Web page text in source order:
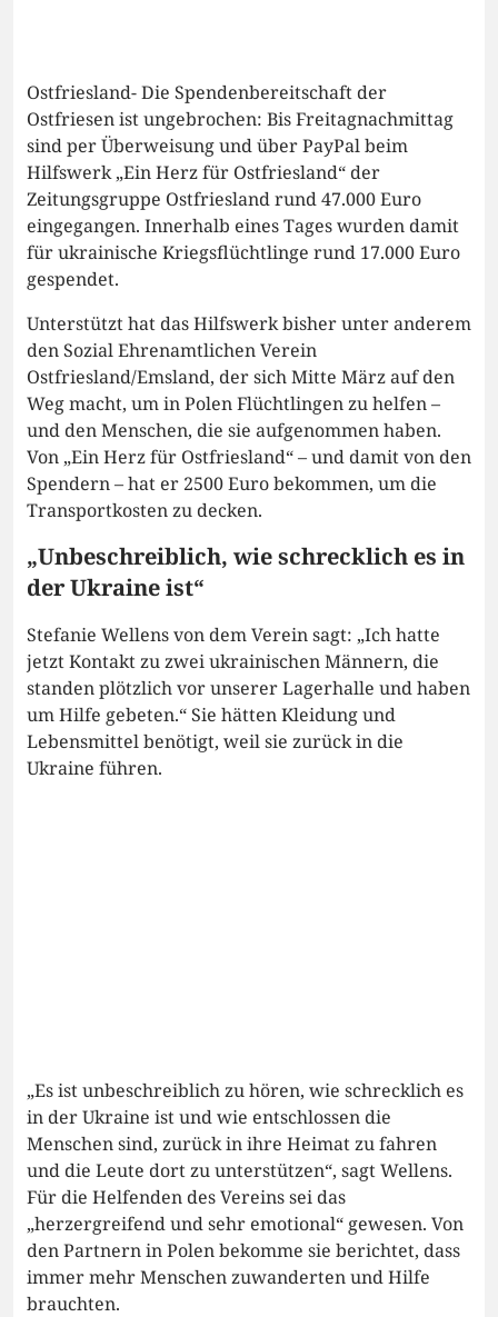
Ostfriesland- Die Spendenbereitschaft der
Ostfriesen ist ungebrochen: Bis Freitagnachmittag
sind per Überweisung und über PayPal beim
Hilfswerk „Ein Herz für Ostfriesland“ der
Zeitungsgruppe Ostfriesland rund 47.000 Euro
eingegangen. Innerhalb eines Tages wurden damit
für ukrainische Kriegsflüchtlinge rund 17.000 Euro
gespendet.
Unterstützt hat das Hilfswerk bisher unter anderem
den Sozial Ehrenamtlichen Verein
Ostfriesland/Emsland, der sich Mitte März auf den
Weg macht, um in Polen Flüchtlingen zu helfen –
und den Menschen, die sie aufgenommen haben.
Von „Ein Herz für Ostfriesland“ – und damit von den
Spendern – hat er 2500 Euro bekommen, um die
Transportkosten zu decken.
„Unbeschreiblich, wie schrecklich es in
der Ukraine ist“
Stefanie Wellens von dem Verein sagt: „Ich hatte
jetzt Kontakt zu zwei ukrainischen Männern, die
standen plötzlich vor unserer Lagerhalle und haben
um Hilfe gebeten.“ Sie hätten Kleidung und
Lebensmittel benötigt, weil sie zurück in die
Ukraine führen.
„Es ist unbeschreiblich zu hören, wie schrecklich es
in der Ukraine ist und wie entschlossen die
Menschen sind, zurück in ihre Heimat zu fahren
und die Leute dort zu unterstützen“, sagt Wellens.
Für die Helfenden des Vereins sei das
„herzergreifend und sehr emotional“ gewesen. Von
den Partnern in Polen bekomme sie berichtet, dass
immer mehr Menschen zuwanderten und Hilfe
brauchten.